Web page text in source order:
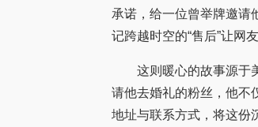
承诺，给一位曾举牌邀请
记跨越时空的“售后”让网友
这则暖心的故事源于美
请他去婚礼的粉丝，他不
地址与联系方式，将这份